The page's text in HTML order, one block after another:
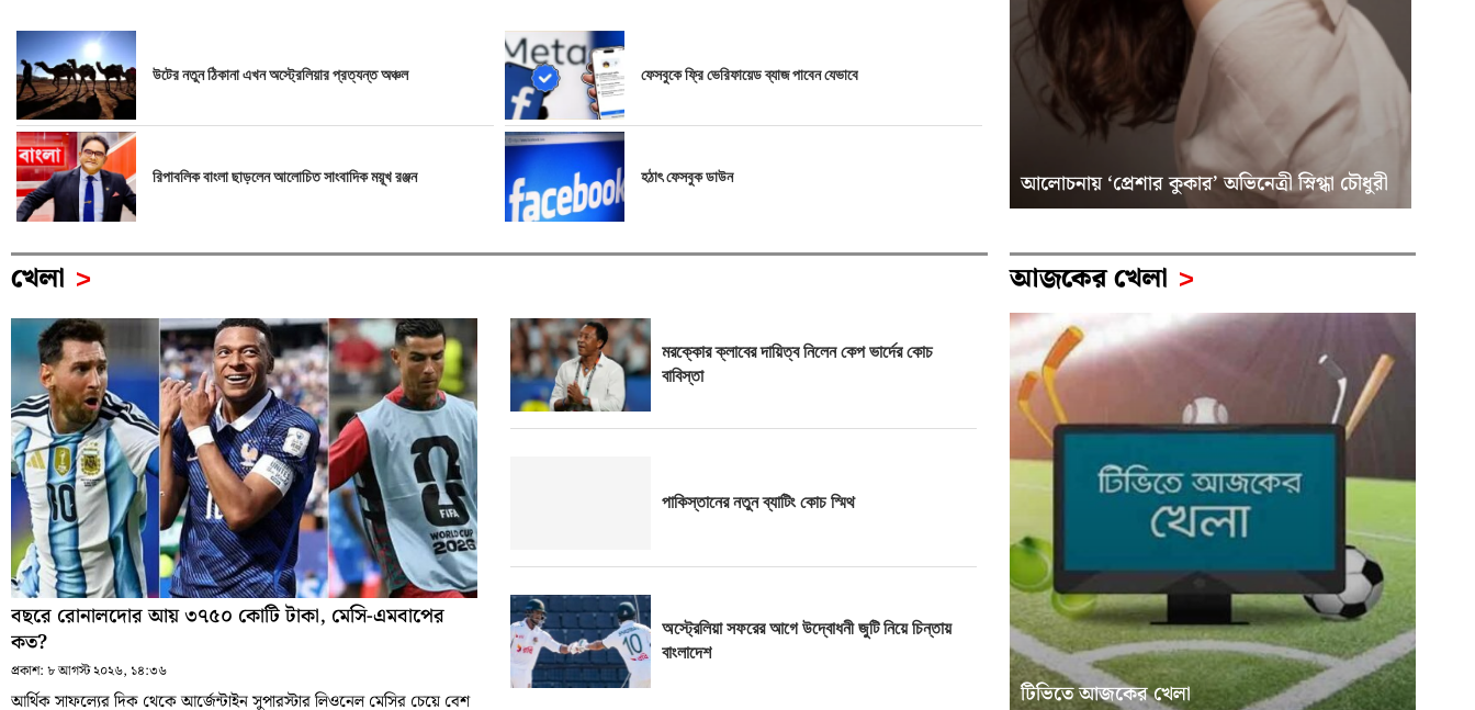
উটের নতুন ঠিকানা এখন অস্ট্রেলিয়ার প্রত্যন্ত অঞ্চল
রিপাবলিক বাংলা ছাড়লেন আলোচিত সাংবাদিক ময়ূখ রঞ্জন
ফেসবুকে ফ্রি ভেরিফায়েড ব্যাজ পাবেন যেভাবে
হঠাৎ ফেসবুক ডাউন আলোচনায় ‘প্রেশার কুকার’ অভিনেত্রী স্নিগ্ধা চৌধুরী
খেলা >
বছরে রোনালদোর আয় ৩৭৫০ কোটি টাকা, মেসি-এমবাপের
কত?
প্রকাশ: ৮ আগস্ট ২০২৬, ১৪:৩৬
আর্থিক সাফল্যের দিক থেকে আর্জেন্টাইন সুপারস্টার লিওনেল মেসির চেয়ে বেশ
মরক্কোর ক্লাবের দায়িত্ব নিলেন কেপ ভার্দের কোচ
বাবিস্তা
পাকিস্তানের নতুন ব্যাটিং কোচ স্মিথ
অস্ট্রেলিয়া সফরের আগে উদ্বোধনী জুটি নিয়ে চিন্তায়
বাংলাদেশ
আজকের খেলা >
টিভিতে আজকের খেলা